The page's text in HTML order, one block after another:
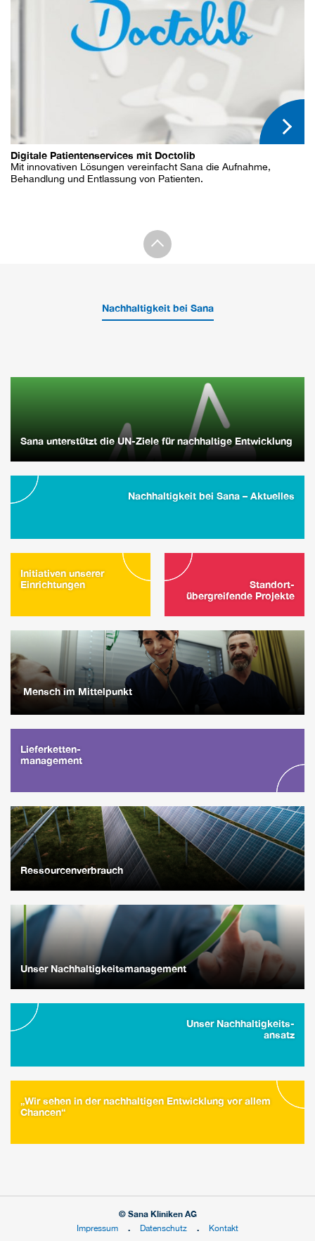
Digitale Patientenservices mit Doctolib
Mit innovativen Lösungen vereinfacht Sana die Aufnahme,
Behandlung und Entlassung von Patienten.
Nachhaltigkeit bei Sana
Sana unterstützt die UN-Ziele für nachhaltige Entwicklung
Nachhaltigkeit bei Sana – Aktuelles
Initiativen unserer
Einrichtungen
Standort-
übergreifende Projekte
Mensch im Mittelpunkt
Lieferketten-
management
Ressourcenverbrauch
Unser Nachhaltigkeitsmanagement
Unser Nachhaltigkeits-
ansatz
„Wir sehen in der nachhaltigen Entwicklung vor allem
Chancen“
© Sana Kliniken AG
Impressum
Datenschutz Kontakt